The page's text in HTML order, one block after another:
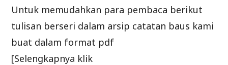
Untuk memudahkan para pembaca berikut
tulisan berseri dalam arsip catatan baus kami
buat dalam format pdf
[Selengkapnya klik